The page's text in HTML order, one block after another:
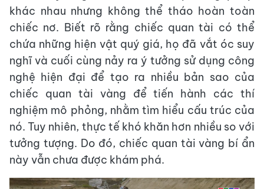
khác nhau nhưng không thể tháo hoàn toàn
chiếc nơ. Biết rõ rằng chiếc quan tài có thể
chứa những hiện vật quý giá, họ đã vắt óc suy
nghĩ và cuối cùng nảy ra ý tưởng sử dụng công
nghệ hiện đại để tạo ra nhiều bản sao của
chiếc quan tài vàng để tiến hành các thí
nghiệm mô phỏng, nhằm tìm hiểu cấu trúc của
nó. Tuy nhiên, thực tế khó khăn hơn nhiều so với
tưởng tượng. Do đó, chiếc quan tài vàng bí ẩn
này vẫn chưa được khám phá.